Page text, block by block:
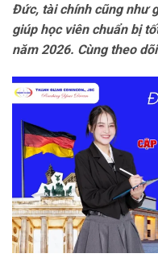
Đức, tài chính cũng như
giúp học viên chuẩn bị
năm 2026. Cùng theo